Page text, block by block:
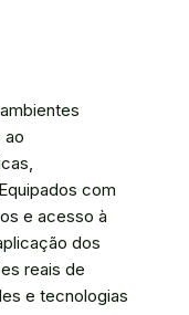
ao
com
e acesso à
dos
reais de
e tecnologias